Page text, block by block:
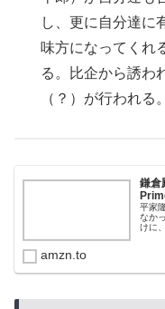
し、更に自分達に
味方になってくれ
る。比企から誘わ
（？）が行われる。
鎌倉
平家
なか
けに
amzn.to